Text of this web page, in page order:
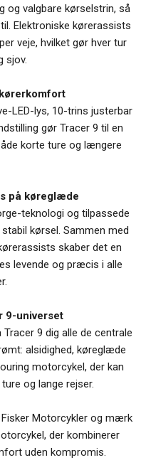
og valgbare kørselstrin, så
Elektroniske kørerassists
veje, hvilket gør hver tur
sjov.
LED-lys, 10-trins justerbar
gør Tracer 9 til en
korte ture og længere
på køreglæde
teknologi og tilpassede
kørsel. Sammen med
skaber det en
levende og præcis i alle
9-universet
9 dig alle de centrale
alsidighed, køreglæde
motorcykel, der kan
og lange rejser.
Fisker Motorcykler og mærk
der kombinerer
uden kompromis.